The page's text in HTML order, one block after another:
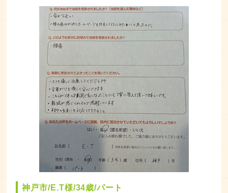
神戸市/E.T様/34歳/パート